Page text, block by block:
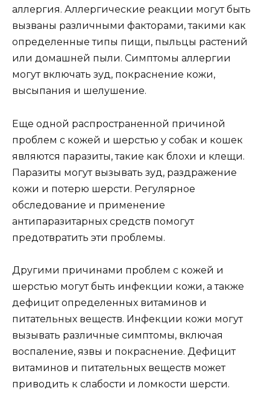
аллергия. Аллергические реакции могут быть
вызваны различными факторами, такими как
определенные типы пищи, пыльцы растений
или домашней пыли. Симптомы аллергии
могут включать зуд, покраснение кожи,
высыпания и шелушение.
Еще одной распространенной причиной
проблем с кожей и шерстью у собак и кошек
являются паразиты, такие как блохи и клещи.
Паразиты могут вызывать зуд, раздражение
кожи и потерю шерсти. Регулярное
обследование и применение
антипаразитарных средств помогут
предотвратить эти проблемы.
Другими причинами проблем с кожей и
шерстью могут быть инфекции кожи, а также
дефицит определенных витаминов и
питательных веществ. Инфекции кожи могут
вызывать различные симптомы, включая
воспаление, язвы и покраснение. Дефицит
витаминов и питательных веществ может
приводить к слабости и ломкости шерсти.